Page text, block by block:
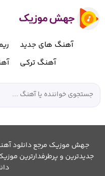
آهنگ های جدید
آهنگ ترکی
جهش موزیک مرجع دانلود
جدیدترین و پرطرفدارترین